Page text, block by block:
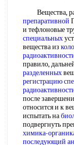
Вещества,
препаративной
и тефлоновые
специальных
вещества из
правило,
разделенных
регистрацию
после
относится и к
испытать на
подвергнуть
химика-
последующий